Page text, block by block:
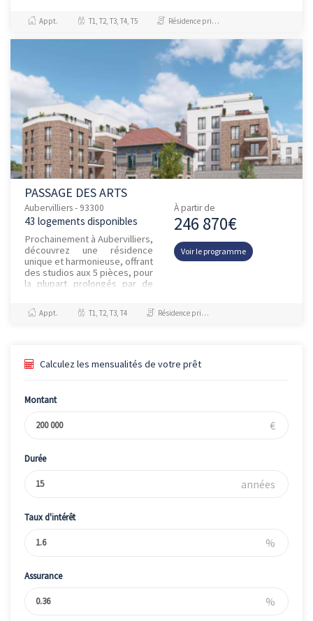
résidence à AUBERVILLIERS
(93) composé...
Appt. T1, T2, T3, T4, T5 Résidence principale / PTZ, Investissement et Défiscalisation
PASSAGE DES ARTS
Aubervilliers - 93300
43 logements disponibles
Prochainement à Aubervilliers,
découvrez une résidence
unique et harmonieuse, offrant
des studios aux 5 pièces, pour
la plupart prolongés par de
privatifs : belle...
À partir de
246 870€
Voir le programme
Appt. T1, T2, T3, T4 Résidence principale / PTZ, Investissement et Défiscalisation
Calculez les mensualités de votre prêt
Montant
€
Durée
années
Taux d'intérêt
%
Assurance
%